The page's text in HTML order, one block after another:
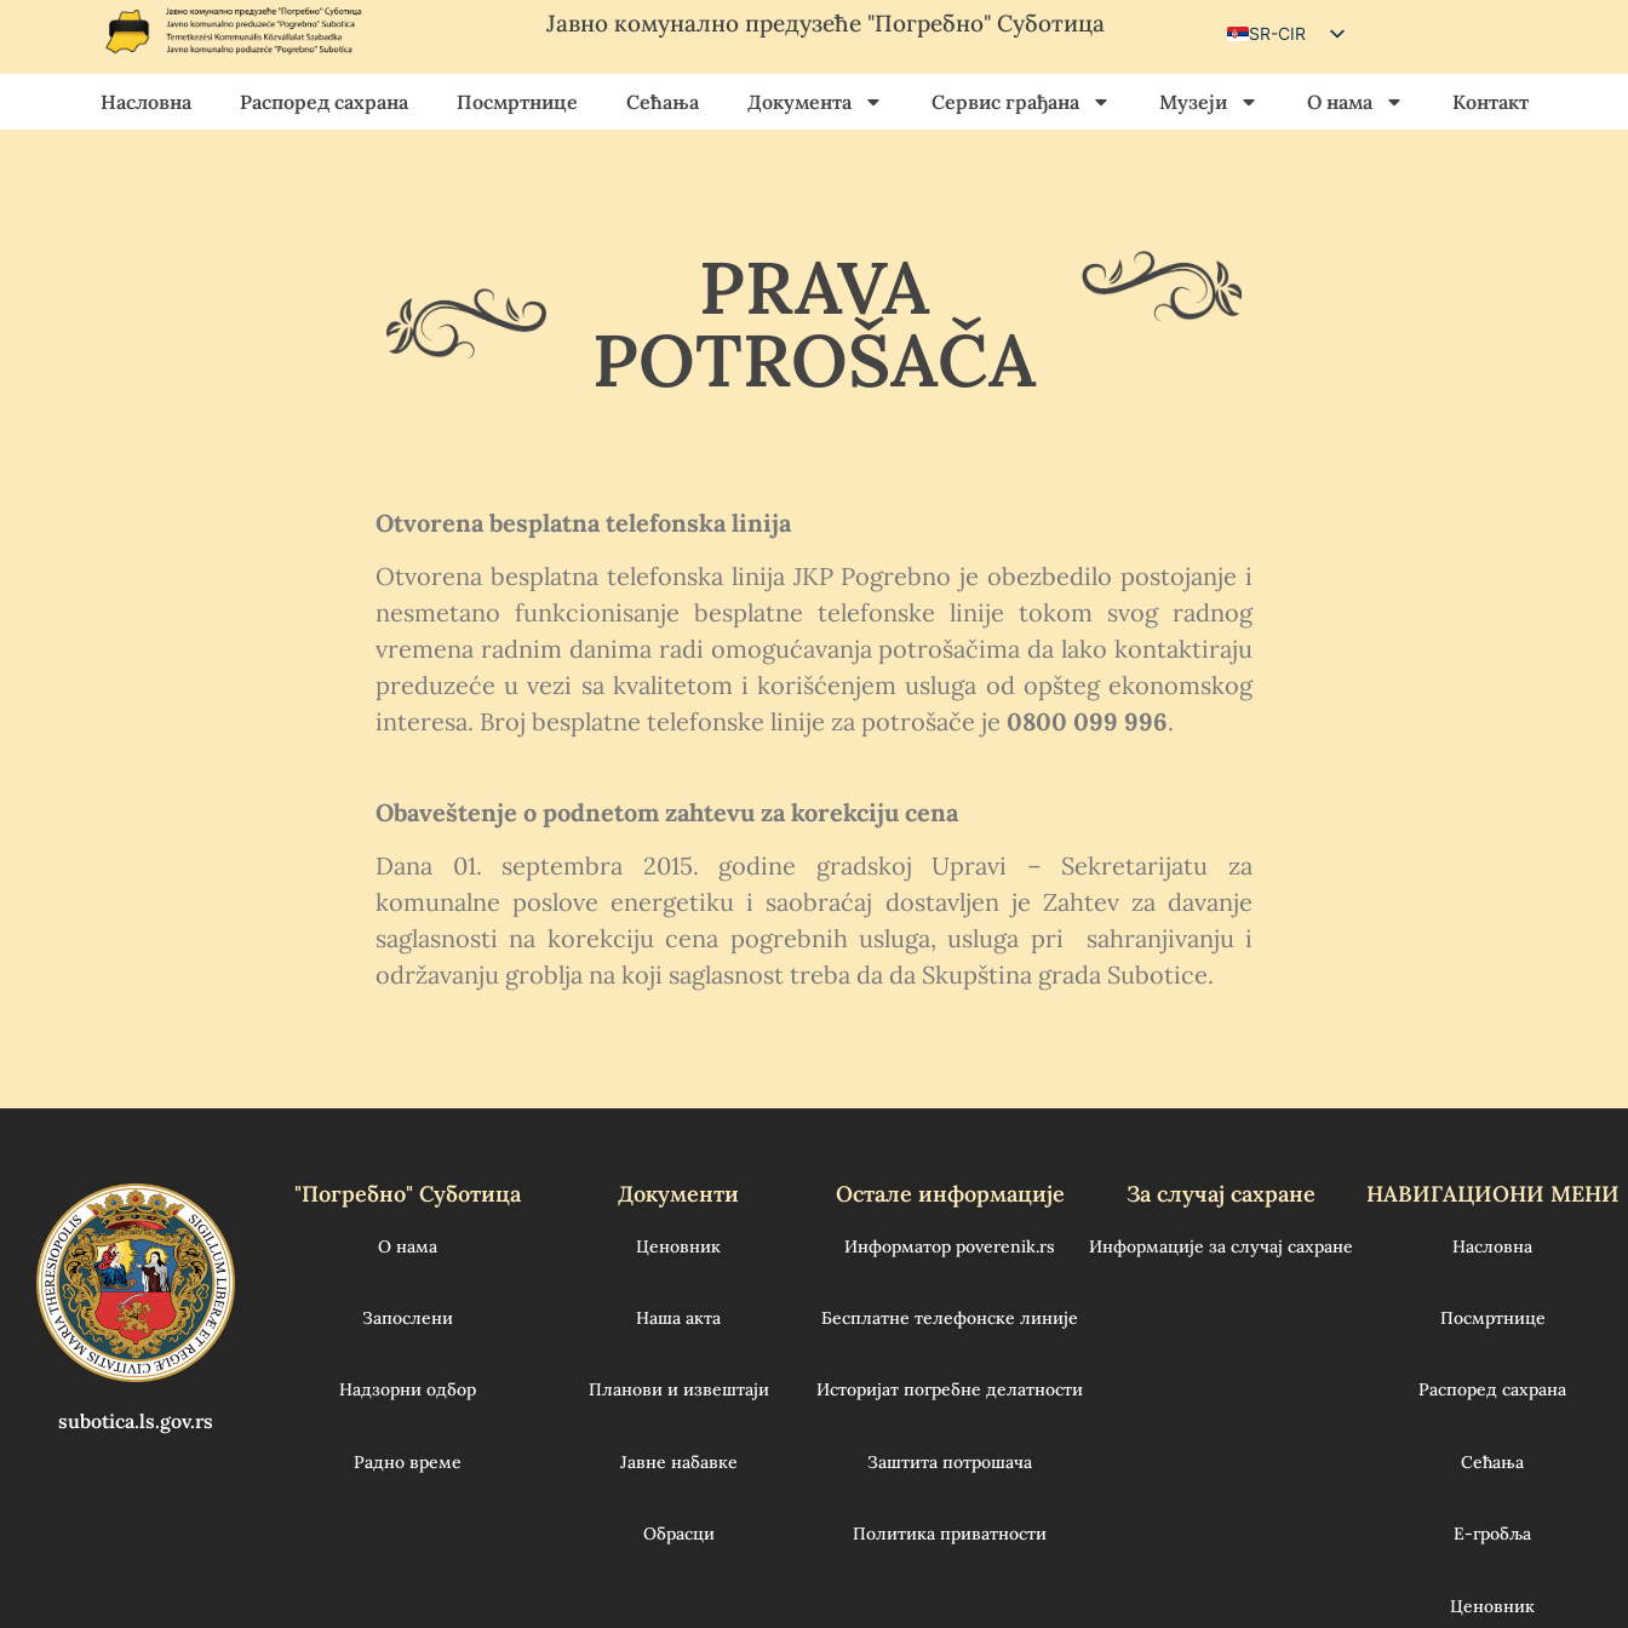
Јавно комунално предузеће "Погребно" Суботица
SR-CIR
SR-LAT
HU
Насловна Распоред сахрана Посмртнице Сећања Документа Сервис грађана Музеји О нама Контакт
PRAVA
POTROŠAČA
Otvorena besplatna telefonska linija
Otvorena besplatna telefonska linija JKP Pogrebno je obezbedilo postojanje i
nesmetano funkcionisanje besplatne telefonske linije tokom svog radnog
vremena radnim danima radi omogućavanja potrošačima da lako kontaktiraju
preduzeće u vezi sa kvalitetom i korišćenjem usluga od opšteg ekonomskog
interesa. Broj besplatne telefonske linije za potrošače je 0800 099 996.
Obaveštenje o podnetom zahtevu za korekciju cena
Dana 01. septembra 2015. godine gradskoj Upravi – Sekretarijatu za
komunalne poslove energetiku i saobraćaj dostavljen je Zahtev za davanje
saglasnosti na korekciju cena pogrebnih usluga, usluga pri sahranjivanju i
održavanju groblja na koji saglasnost treba da da Skupština grada Subotice.
subotica.ls.gov.rs
"Погребно" Суботица
О нама
Запослени
Надзорни одбор
Радно време
Документи
Ценовник
Наша акта
Планови и извештаји
Јавне набавке
Обрасци
Остале информације
Информатор poverenik.rs
Бесплатне телефонске линије
Историјат погребне делатности
Заштита потрошача
Политика приватности
За случај сахране
Информације за случај сахране
НАВИГАЦИОНИ МЕНИ
Насловна
Посмртнице
Распоред сахрана
Сећања
Е-гробља
Ценовник